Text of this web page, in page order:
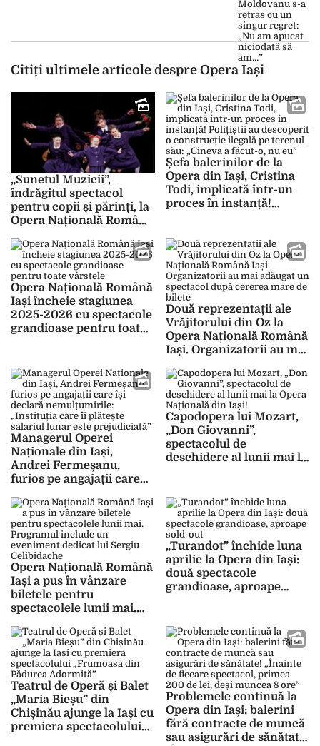
Citiți ultimele articole despre Opera Iași
„Sunetul Muzicii”,
îndrăgitul spectacol
pentru copii și părinți, la
Opera Națională Română
Șefa balerinilor de la
Opera din Iași, Cristina
Todi, implicată într-un
proces în instanță!
terenul său: „Cineva a
făcut-o, nu eu”
Opera Națională Română
Iași încheie stagiunea
2025-2026 cu spectacole
grandioase pentru toate
Două reprezentații ale
Vrăjitorului din Oz la
Opera Națională Română
Iași. Organizatorii au mai
după cererea mare de
bilete
Managerul Operei
Naționale din Iași,
Andrei Fermeșanu,
furios pe angajații care
nemulțumirile:
„Instituția care îi plătește
salariul lunar este
prejudiciată”
Capodopera lui Mozart,
„Don Giovanni”,
spectacolul de
deschidere al lunii mai la
Opera Națională Română
Iași a pus în vânzare
biletele pentru
spectacolele lunii mai.
eveniment dedicat lui
Sergiu Celibidache
„Turandot” închide luna
aprilie la Opera din Iași:
două spectacole
grandioase, aproape
Teatrul de Operă și Balet
„Maria Bieșu” din
Chișinău ajunge la Iași cu
premiera spectacolului
Problemele continuă la
Opera din Iași: balerini
fără contracte de muncă
sau asigurări de sănătate!